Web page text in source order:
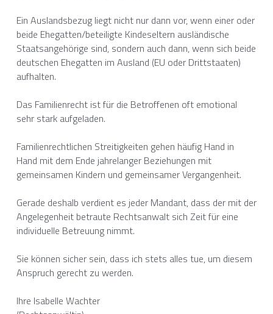
Ein Auslandsbezug liegt nicht nur dann vor, wenn einer oder
beide Ehegatten/beteiligte Kindeseltern ausländische
Staatsangehörige sind, sondern auch dann, wenn sich beide
deutschen Ehegatten im Ausland (EU oder Drittstaaten)
aufhalten.
Das Familienrecht ist für die Betroffenen oft emotional
sehr stark aufgeladen.
Familienrechtlichen Streitigkeiten gehen häufig Hand in
Hand mit dem Ende jahrelanger Beziehungen mit
gemeinsamen Kindern und gemeinsamer Vergangenheit.
Gerade deshalb verdient es jeder Mandant, dass der mit der
Angelegenheit betraute Rechtsanwalt sich Zeit für eine
individuelle Betreuung nimmt.
Sie können sicher sein, dass ich stets alles tue, um diesem
Anspruch gerecht zu werden.
Ihre Isabelle Wachter